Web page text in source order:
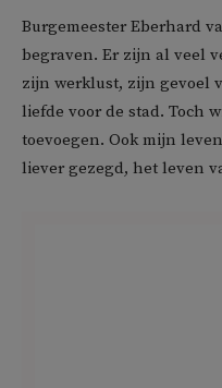
Burgemeester Eberhard
begraven. Er zijn al veel
zijn werklust, zijn gevoel
liefde voor de stad. Toch
toevoegen. Ook mijn
liever gezegd, het leven